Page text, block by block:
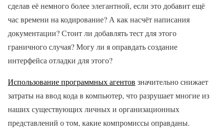
сделав её немного более элегантной, если это добавит ещё
час времени на кодирование? А как насчёт написания
документации? Стоит ли добавлять тест для этого
граничного случая? Могу ли я оправдать создание
интерфейса отладки для этого?
Использование программных агентов значительно снижает
затраты на ввод кода в компьютер, что разрушает многие из
наших существующих личных и организационных
представлений о том, какие компромиссы оправданы.